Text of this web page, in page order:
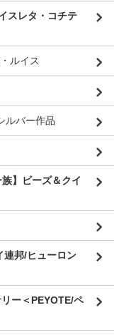
スレタ・コチテ
ルイス
ルバー作品
】ビーズ＆クイ
邦/ヒューロン
ー＜PEYOTE/ペ